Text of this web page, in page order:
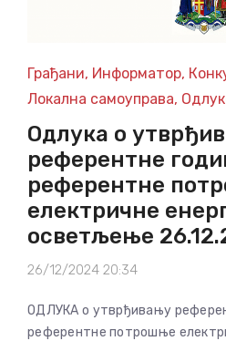
Грађани, Информатор,
Локална самоуправа,
Одлука о
референтне
референтне
електричне
осветљење
26/12/2024 20:34
ОДЛУКА о утврђивању
референтне потрошње